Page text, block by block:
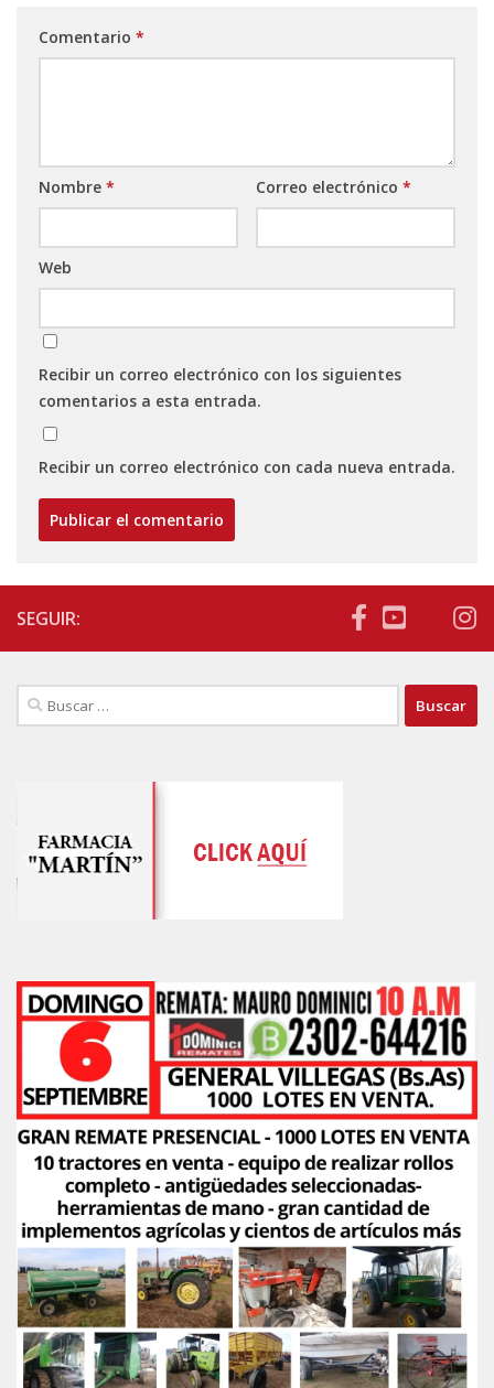
Comentario *
Nombre * Correo electrónico *
Web
Recibir un correo electrónico con los siguientes
comentarios a esta entrada.
Recibir un correo electrónico con cada nueva entrada.
SEGUIR:
Buscar: